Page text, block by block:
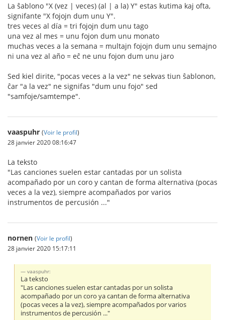
La ŝablono "X (vez | veces) (al | a la) Y" estas kutima kaj ofta,
signifante "X fojojn dum unu Y".
tres veces al día = tri fojojn dum unu tago
una vez al mes = unu fojon dum unu monato
muchas veces a la semana = multajn fojojn dum unu semajno
ni una vez al año = eĉ ne unu fojon dum unu jaro
Sed kiel dirite, "pocas veces a la vez" ne sekvas tiun ŝablonon,
ĉar "a la vez" ne signifas "dum unu fojo" sed
"samfoje/samtempe".
vaaspuhr (Voir le profil)
28 janvier 2020 08:16:47
La teksto
"Las canciones suelen estar cantadas por un solista
acompañado por un coro y cantan de forma alternativa (pocas
veces a la vez), siempre acompañados por varios
instrumentos de percusión ..."
nornen (Voir le profil)
28 janvier 2020 15:17:11
vaaspuhr:
La teksto
"Las canciones suelen estar cantadas por un solista
acompañado por un coro ya cantan de forma alternativa
(pocas veces a la vez), siempre acompañados por varios
instrumentos de percusión ..."